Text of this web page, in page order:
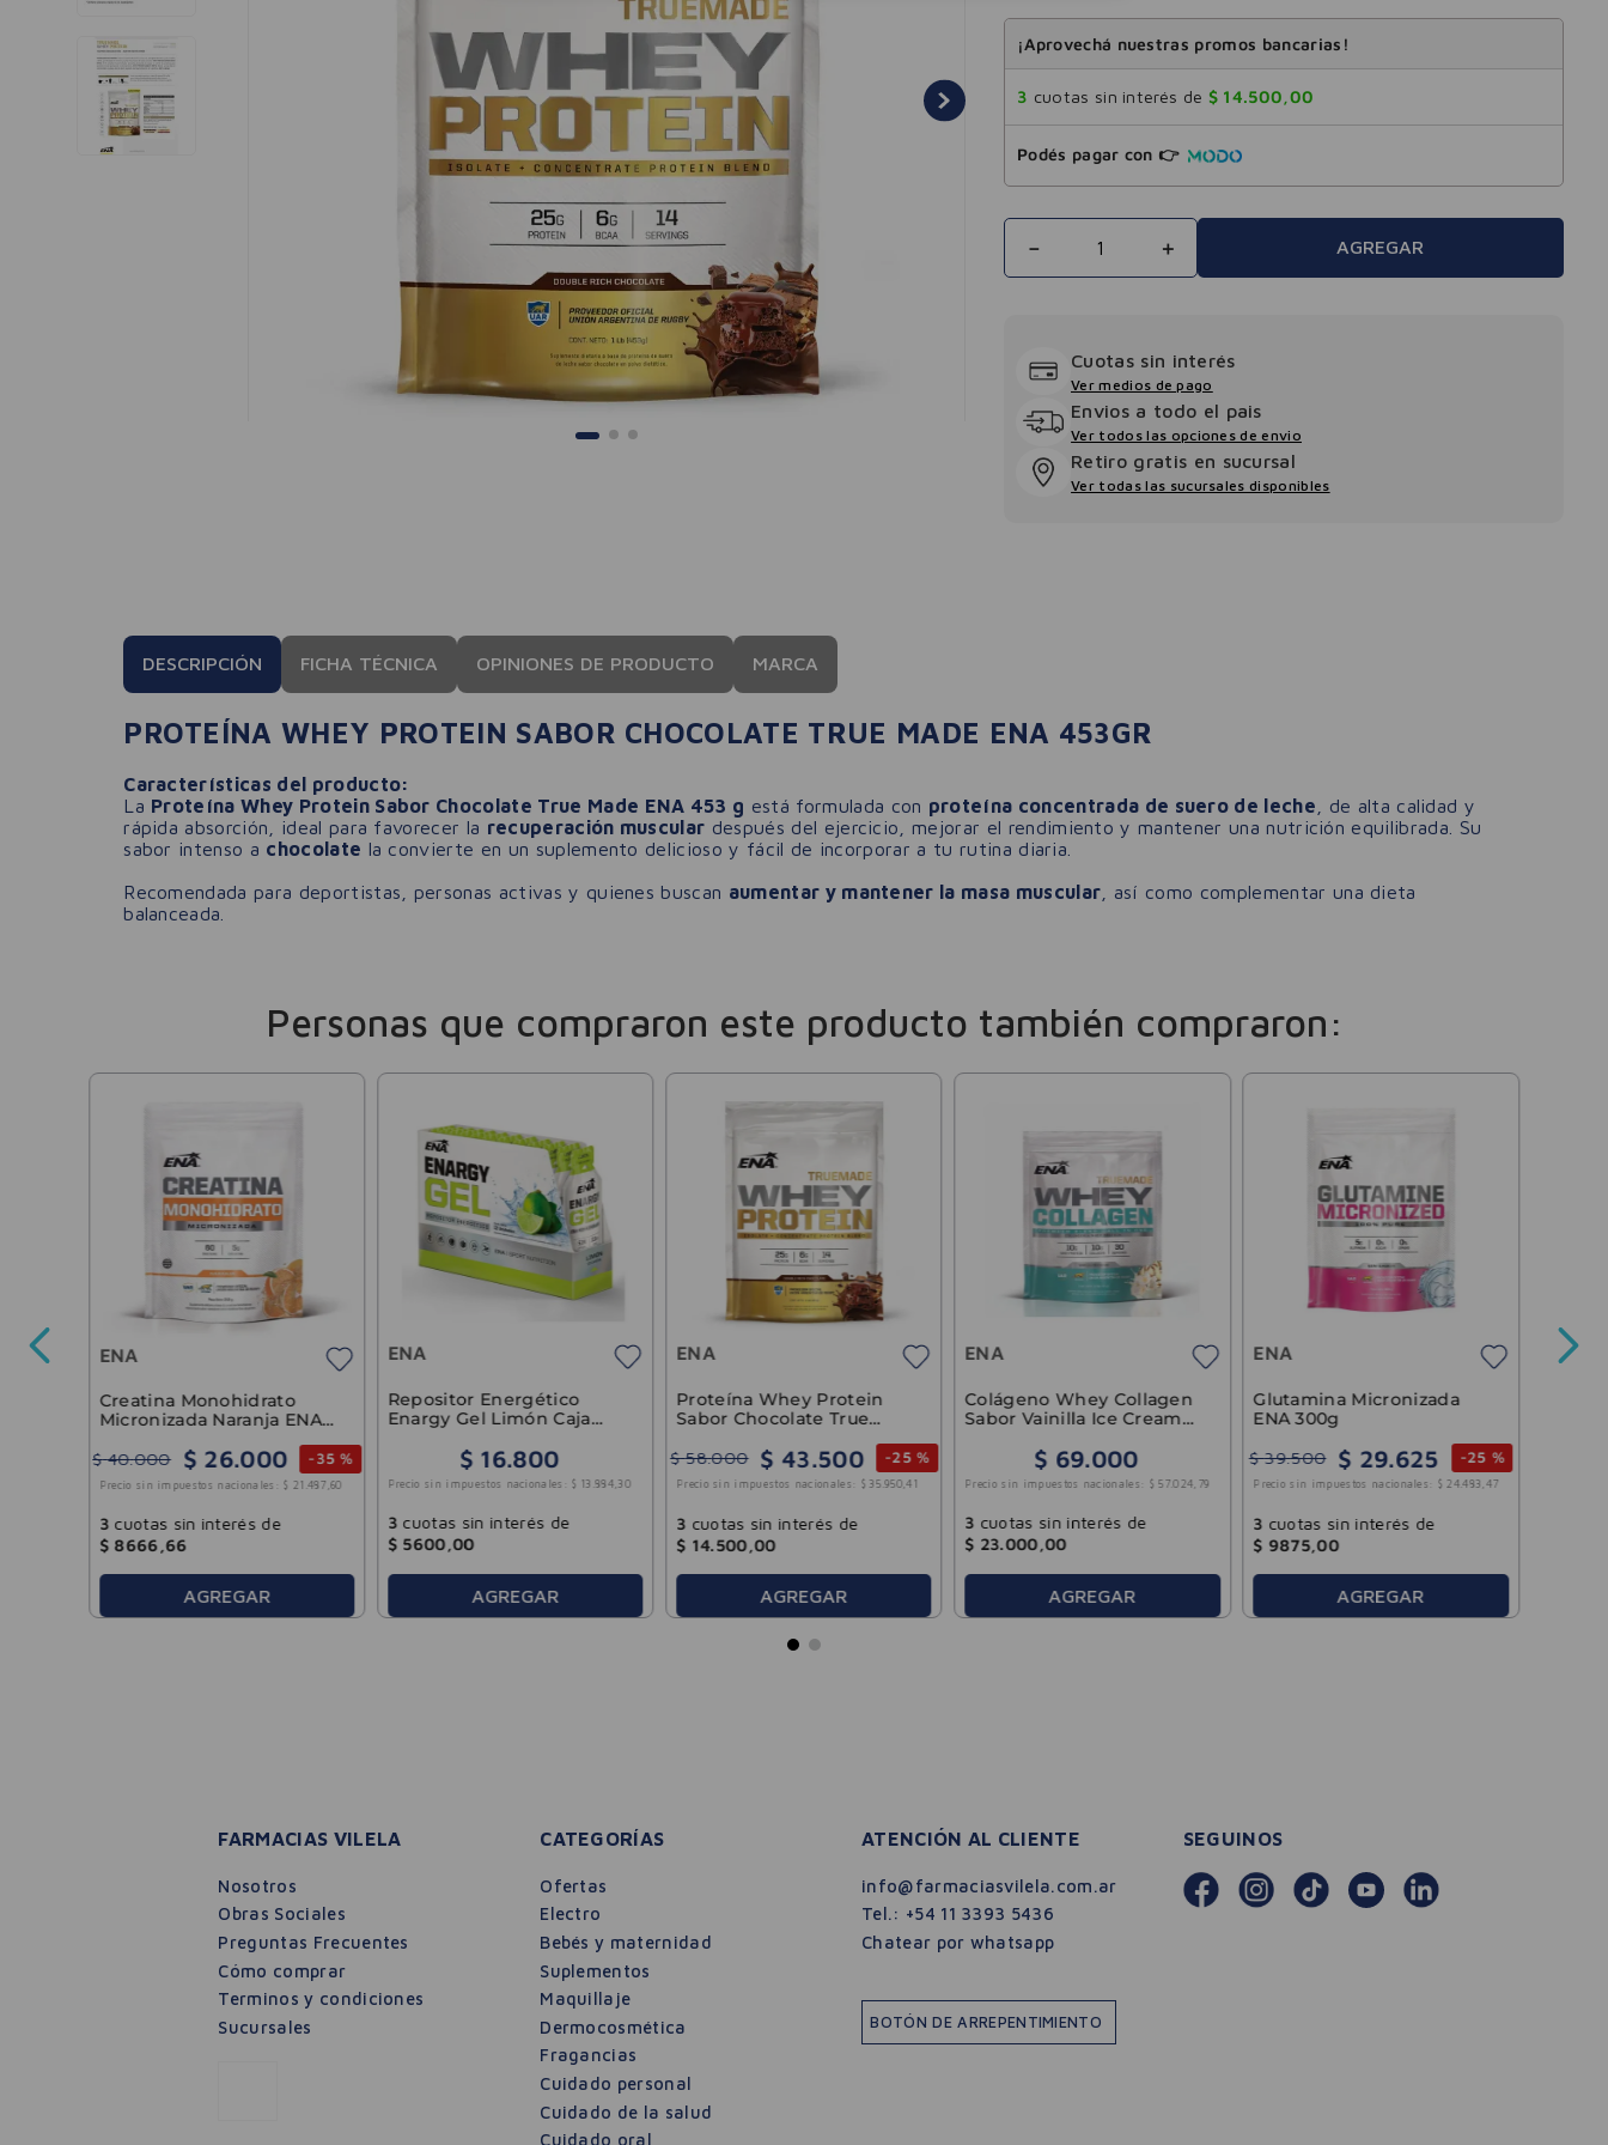
¡Aprovechá nuestras promos bancarias!
3 cuotas sin interés de $ 14.500,00
Podés pagar con 👉
＋
－ AGREGAR
Cuotas sin interés
Ver medios de pago
Envios a todo el pais
Ver todos las opciones de envio
Retiro gratis en sucursal
Ver todas las sucursales disponibles
DESCRIPCIÓN FICHA TÉCNICA OPINIONES DE PRODUCTO MARCA
PROTEÍNA WHEY PROTEIN SABOR CHOCOLATE TRUE MADE ENA 453GR
Características del producto:
La Proteína Whey Protein Sabor Chocolate True Made ENA 453 g está formulada con proteína concentrada de suero de leche , de alta calidad y
rápida absorción, ideal para favorecer la recuperación muscular después del ejercicio, mejorar el rendimiento y mantener una nutrición equilibrada. Su
sabor intenso a chocolate la convierte en un suplemento delicioso y fácil de incorporar a tu rutina diaria.
Recomendada para deportistas, personas activas y quienes buscan aumentar y mantener la masa muscular , así como complementar una dieta
balanceada.
Personas que compraron este producto también compraron:
35 % ENA
Creatina Monohidrato
Micronizada Naranja ENA
$ 40.000 $ 26.000 -35 %
Precio sin impuestos nacionales: $ 21 .487 ,60
3 cuotas sin interés de
$ 8666 ,66
AGREGAR
ENA
Repositor Energético
Enargy Gel Limón Caja
$ 16.800
Precio sin impuestos nacionales: $ 13 .884 30
3 cuotas sin interés de
$ 5600 ,00
AGREGAR
ENA
Proteína Whey Protein
Sabor Chocolate True
$ 58.000 $ 43.500 -25 %
Precio sin impuestos nacionales: $ 35 .950 ,41
3 cuotas sin interés de
$ 14.500,00
AGREGAR
ENA
Colágeno Whey Collagen
Sabor Vainilla Ice Cream
$ 69.000
Precio sin impuestos nacionales: $ 57 .024 79
3 cuotas sin interés de
$ 23.000,00
AGREGAR
ENA
Glutamina Micronizada
ENA 300g
$ 39.500 $ 29.625 -25 %
Precio sin impuestos nacionales: $ 24.483 , 47
3 cuotas sin interés de
$ 9875,00
AGREGAR
FARMACIAS VILELA
Nosotros
Obras Sociales
Preguntas Frecuentes
Cómo comprar
Terminos y condiciones
Sucursales
CATEGORÍAS
Ofertas
Electro
Bebés y maternidad
Suplementos
Maquillaje
Dermocosmética
Fragancias
Cuidado personal
Cuidado de la salud
Cuidado oral
ATENCIÓN AL CLIENTE
info@farmaciasvilela.com.ar
Tel.: +54 11 3393 5436
Chatear por whatsapp
BOTÓN DE ARREPENTIMIENTO
SEGUINOS